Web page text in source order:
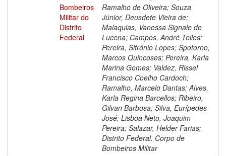
Bombeiros
Militar do
Distrito
Federal
Ramalho de Oliveira; Souza
Júnior, Deusdete Vieira de;
Malaquias, Vanessa Signale de
Lucena; Campos, André Telles;
Pereira, Sifrônio Lopes; Spotorno,
Marcos Quincoses; Pereira, Karla
Marina Gomes; Valdez, Rissel
Francisco Coelho Cardoch;
Ramalho, Marcelo Dantas; Alves,
Karla Regina Barcellos; Ribeiro,
Gilvan Barbosa; Silva, Eurípedes
José; Lisboa Neto, Joaquim
Pereira; Salazar, Helder Farias;
Distrito Federal. Corpo de
Bombeiros Militar